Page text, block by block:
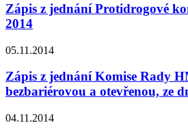
Zápis z jednání Protidrogové
2014
05.11.2014
Zápis z jednání Komise Rady
bezbariérovou a otevřenou, ze
04.11.2014